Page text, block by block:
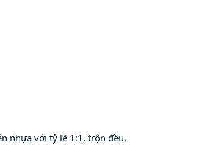
nhựa với tỷ lệ 1:1, trộn đều.